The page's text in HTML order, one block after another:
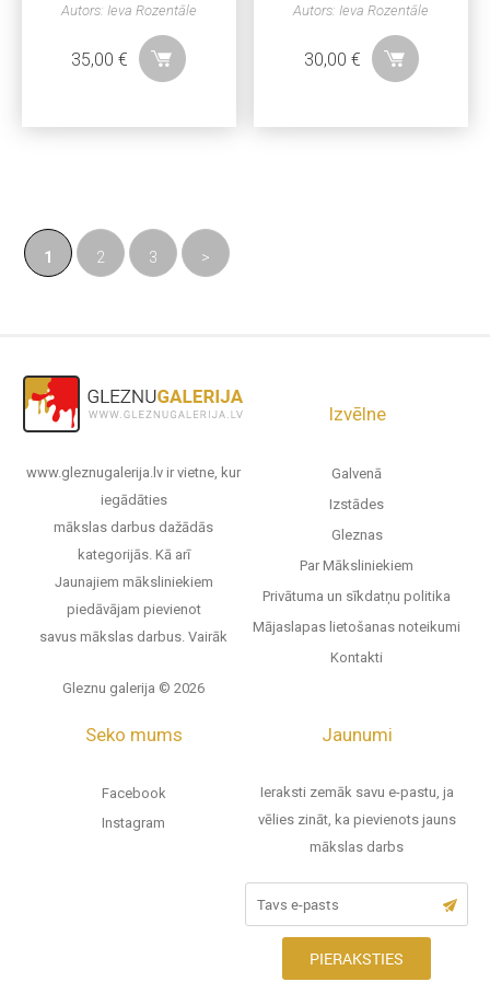
Autors: Ieva Rozentāle
35,00€
Autors: Ieva Rozentāle
30,00 €
1 2 3 >
www.gleznugalerija.lv ir vietne, kur
iegādāties
mākslas darbus dažādās
kategorijās. Kā arī
Jaunajiem māksliniekiem
piedāvājam pievienot
savus mākslas darbus. Vairāk
Gleznu galerija © 2026
Izvēlne
Galvenā
Izstādes
Gleznas
Par Māksliniekiem
Privātuma un sīkdatņu politika
Mājaslapas lietošanas noteikumi
Kontakti
Seko mums
Facebook
Instagram
Jaunumi
Ieraksti zemāk savu e-pastu, ja
vēlies zināt, ka pievienots jauns
mākslas darbs